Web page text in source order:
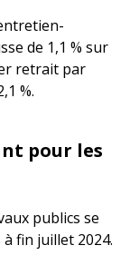
de 1,1 % sur
retrait par
%.
pour les
publics se
fin juillet 2024.